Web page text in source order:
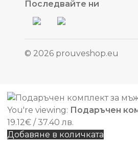
Последвайте ни
© 2026 prouveshop.eu
You're viewing: Подаръчен
19.12€ / 37.40 лв.
Добавяне в количката